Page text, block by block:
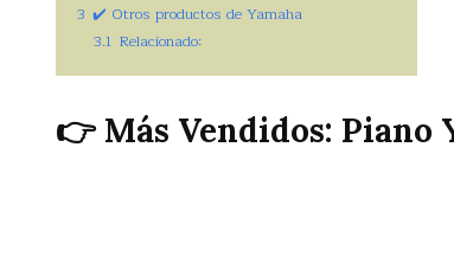
3 ✔️ Otros productos de Yamaha
3.1 Relacionado:
👉 Más Vendidos: Piano